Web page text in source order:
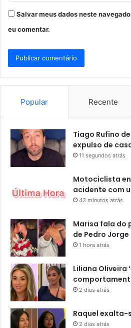
Salvar meus dados neste
eu comentar.
Popular Recente
Tiago Rufino
expulso de
11 segundos atrás
Motociclista
acidente com
43 minutos atrás
Marisa fala do
de Pedro Jorge
1 hora atrás
Liliana Oliveira
2 dias atrás
Raquel exalta-
2 dias atrás